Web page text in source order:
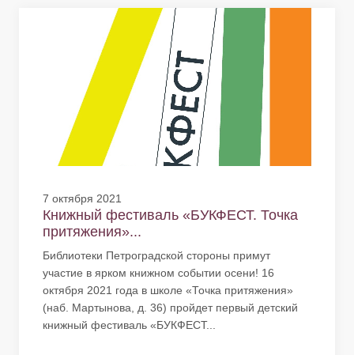
7 октября 2021
Книжный фестиваль «БУКФЕСТ. Точка
притяжения»...
Библиотеки Петроградской стороны примут
участие в ярком книжном событии осени! 16
октября 2021 года в школе «Точка притяжения»
(наб. Мартынова, д. 36) пройдет первый детский
книжный фестиваль «БУКФЕСТ...